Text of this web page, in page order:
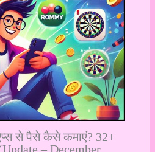
से पैसे कैसे कमाएं? 32+
– December